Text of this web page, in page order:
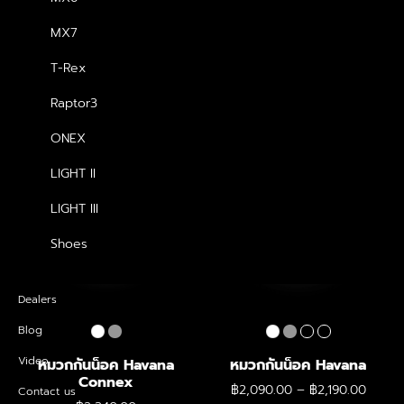
MX7
T-Rex
Raptor3
ONEX
LIGHT II
LIGHT III
Shoes
Dealers
Blog
Video
Contact us
Impact
หมวกกันน็อค Havana
Connex
หมวกกันน็อค Havana
฿2,090.00 – ฿2,190.00P